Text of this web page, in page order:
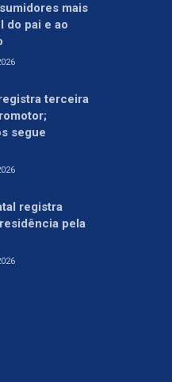
mais
do pai e ao
terceira
segue
registra
pela